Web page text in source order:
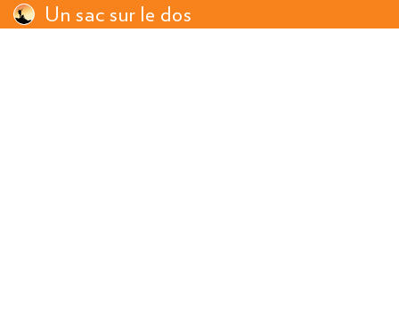
Un sac sur le dos